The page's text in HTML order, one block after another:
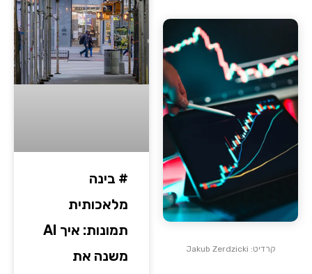
קרדיט: Jakub Zerdzicki
# בינה
מלאכותית
תמונות: איך AI
משנה את